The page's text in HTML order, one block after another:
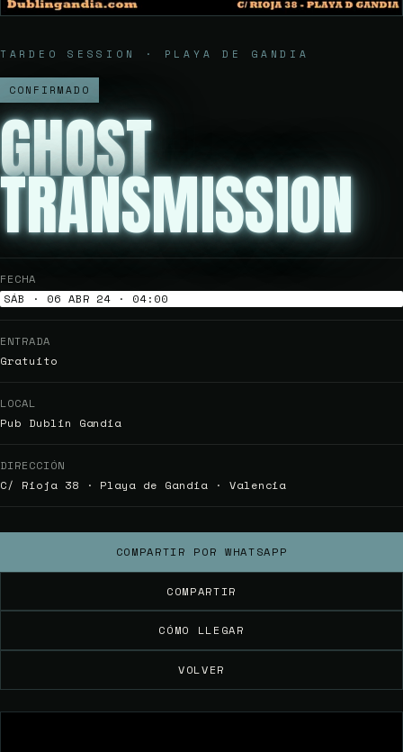
TARDEO SESSION · PLAYA DE GANDIA
CONFIRMADO
GHOST
TRANSMISSION
FECHA
SÁB · 06 ABR 24 · 04:00
ENTRADA
Gratuito
LOCAL
Pub Dublin Gandia
DIRECCIÓN
C/ Rioja 38 · Playa de Gandia · Valencia
COMPARTIR POR WHATSAPP
COMPARTIR
CÓMO LLEGAR
VOLVER